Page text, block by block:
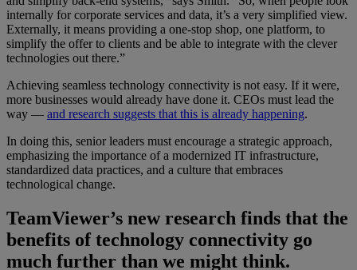
internally for corporate services and data, it’s a very simplified view.
Externally, it means providing a one-stop shop, one platform, to
simplify the offer to clients and be able to integrate with the clever
technologies out there.”
Achieving seamless technology connectivity is not easy. If it were,
more businesses would already have done it. CEOs must lead the
way — and research suggests that this is already happening.
In doing this, senior leaders must encourage a strategic approach,
emphasizing the importance of a modernized IT infrastructure,
standardized data practices, and a culture that embraces
technological change.
TeamViewer’s new research finds that the
benefits of technology connectivity go
much further than we might think.